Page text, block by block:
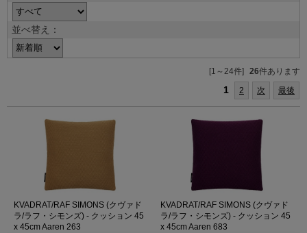
並べ替え：
[1～24件] 26件あります
1 2 次 最後
KVADRAT/RAF SIMONS (クヴァド
ラ/ラフ・シモンズ) - クッション 45
x 45cm Aaren 263
KVADRAT/RAF SIMONS (クヴァド
ラ/ラフ・シモンズ) - クッション 45
x 45cm Aaren 683